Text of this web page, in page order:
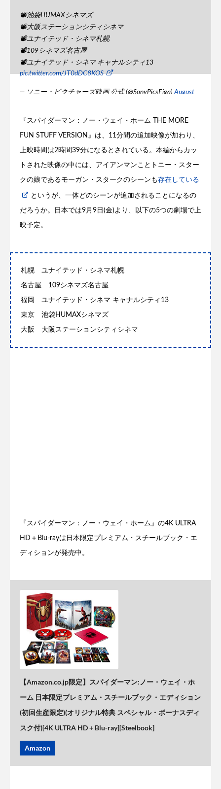
📽池袋HUMAXシネマズ
📽大阪ステーションシティシネマ
📽ユナイテッド・シネマ札幌
📽109シネマズ名古屋
📽ユナイテッド・シネマ キャナルシティ13
pic.twitter.com/JT0dDC8KOS
— ソニー・ピクチャーズ映画 公式 (@SonyPicsEiga) August
『スパイダーマン：ノー・ウェイ・ホーム THE MORE
FUN STUFF VERSION』は、11分間の追加映像が加わり、
上映時間は2時間39分になるとされている。本編からカッ
トされた映像の中には、アイアンマンことトニー・スター
クの娘であるモーガン・スタークのシーンも存在している
というが、一体どのシーンが追加されることになるの
だろうか。日本では9月9日(金)より、以下の5つの劇場で上
映予定。
札幌 ユナイテッド・シネマ札幌
名古屋 109シネマズ名古屋
福岡 ユナイテッド・シネマ キャナルシティ13
東京 池袋HUMAXシネマズ
大阪 大阪ステーションシティシネマ
『スパイダーマン：ノー・ウェイ・ホーム』の4K ULTRA
HD＋Blu-rayは日本限定プレミアム・スチールブック・エ
ディションが発売中。
【Amazon.co.jp限定】スパイダーマン:ノー・ウェイ・ホ
ーム 日本限定プレミアム・スチールブック・エディション
(初回生産限定)(オリジナル特典 スペシャル・ボーナスディ
スク付)[4K ULTRA HD + Blu-ray][Steelbook]
Amazon